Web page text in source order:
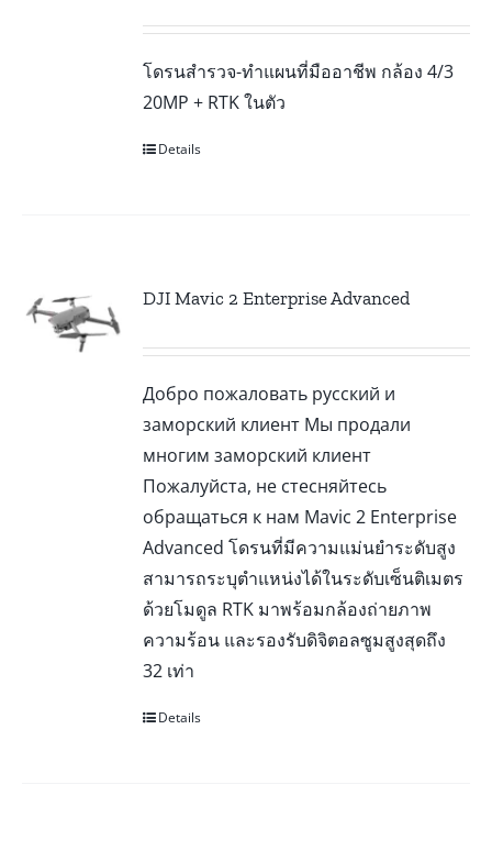
โดรนสำรวจ-ทำแผนที่มืออาชีพ กล้อง 4/3
20MP + RTK ในตัว
Details
DJI Mavic 2 Enterprise Advanced
Добро пожаловать русский и
заморский клиент Мы продали
многим заморский клиент
Пожалуйста, не стесняйтесь
обращаться к нам Mavic 2 Enterprise
Advanced โดรนที่มีความแม่นยำระดับสูง
สามารถระบุตำแหน่งได้ในระดับเซ็นติเมตร
ด้วยโมดูล RTK มาพร้อมกล้องถ่ายภาพ
ความร้อน และรองรับดิจิตอลซูมสูงสุดถึง
32 เท่า
Details